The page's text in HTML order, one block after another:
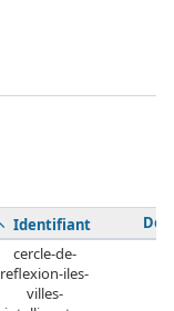
Identifiant
cercle-de-
reflexion-iles-
villes-